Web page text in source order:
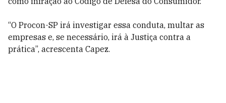
“O Procon-SP irá investigar essa conduta, multar as
empresas e, se necessário, irá à Justiça contra a
prática”, acrescenta Capez.